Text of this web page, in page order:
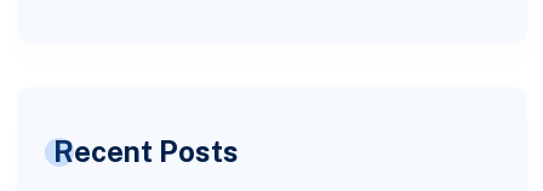
Recent Posts